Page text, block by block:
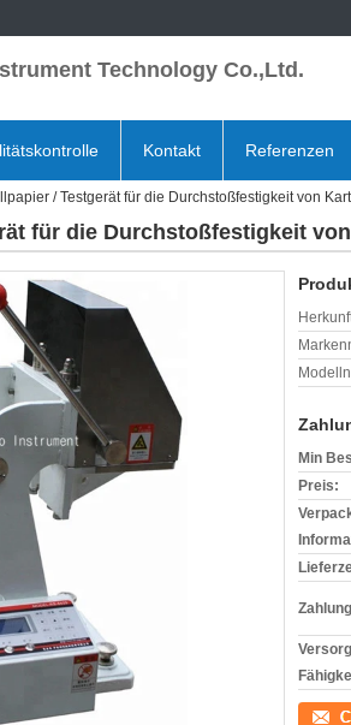
Technology Co.,Ltd.
Kontakt Referenzen
/ Testgerät für die Durchstoßfestigkeit von
für die Durchstoßfestigkeit
Min
Preis:
Kontakt